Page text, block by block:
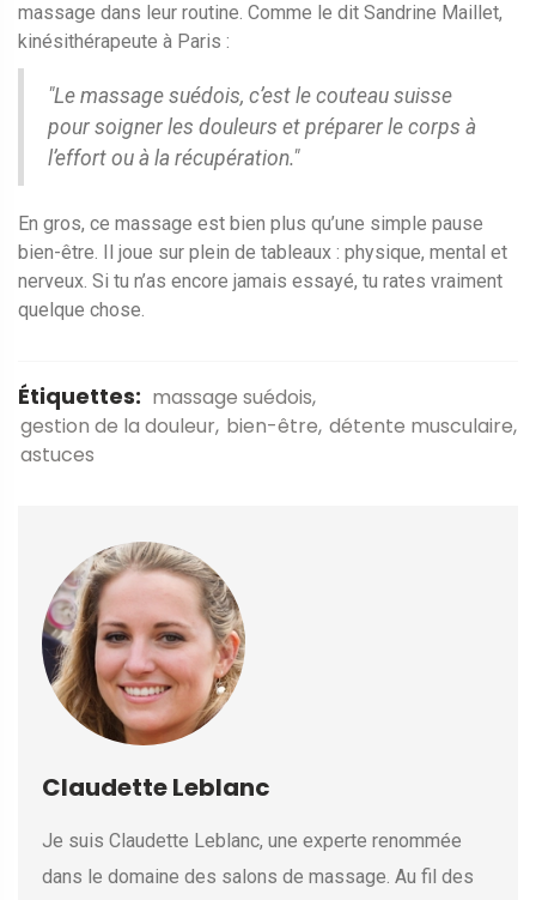
massage dans leur routine. Comme le dit Sandrine Maillet,
kinésithérapeute à Paris :
"Le massage suédois, c’est le couteau suisse
pour soigner les douleurs et préparer le corps à
l’effort ou à la récupération."
En gros, ce massage est bien plus qu’une simple pause
bien-être. Il joue sur plein de tableaux : physique, mental et
nerveux. Si tu n’as encore jamais essayé, tu rates vraiment
quelque chose.
Étiquettes: massage suédois
gestion de la douleur bien-être détente musculaire
astuces
Claudette Leblanc
Je suis Claudette Leblanc, une experte renommée
dans le domaine des salons de massage. Au fil des